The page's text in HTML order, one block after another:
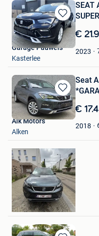
Bewaren
Mijn
Favorieten
SEAT
€
2023
Garage Pauwels
Kasterlee
Bewaren
in
Mijn
Favorieten
Seat
€
2018
Alk Motors
Alken
Mijn
Favorieten
gabriel hmd
Brussel